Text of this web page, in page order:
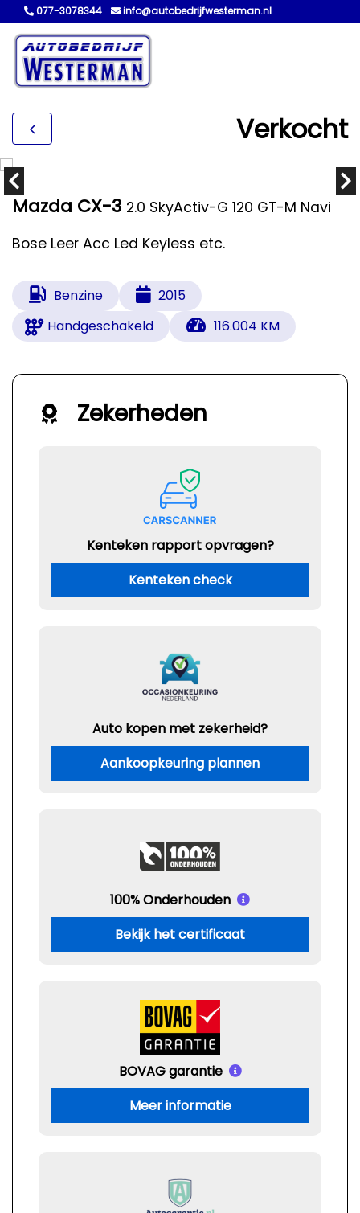
077-3078344 info@autobedrijfwesterman.nl
Verkocht
Mazda CX-3 2.0 SkyActiv-G 120 GT-M Navi
Bose Leer Acc Led Keyless etc.
Benzine
2015
Handgeschakeld
116.004 KM
Zekerheden
Kenteken rapport opvragen?
Kenteken check
Auto kopen met zekerheid?
Aankoopkeuring plannen
100% Onderhouden
Bekijk het certificaat
BOVAG garantie
Meer informatie